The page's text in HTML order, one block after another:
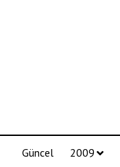
Güncel 2009